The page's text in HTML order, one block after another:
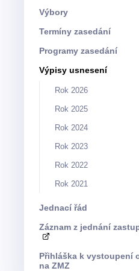
Výbory
Termíny zasedání
Programy zasedání
Výpisy usnesení
Rok 2026
Rok 2025
Rok 2024
Rok 2023
Rok 2022
Rok 2021
Jednací řád
Záznam z jednání
Přihláška k vystoupení občanů
na ZMZ